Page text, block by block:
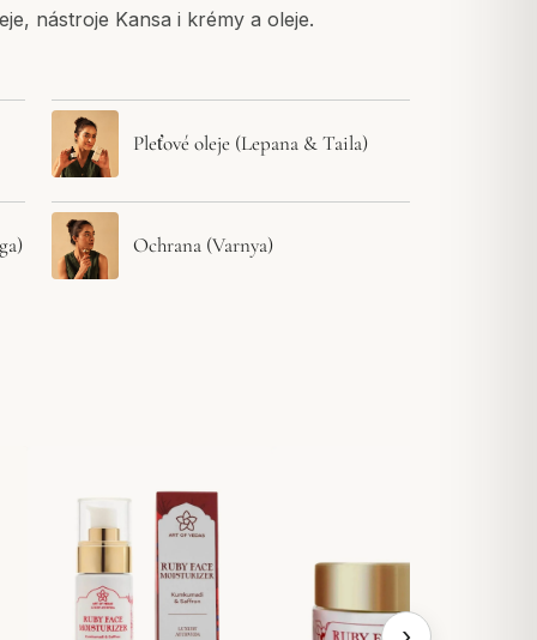
nástroje Kansa i krémy a oleje.
Pleťové oleje (Lepana & Taila)
Ochrana (Varnya)